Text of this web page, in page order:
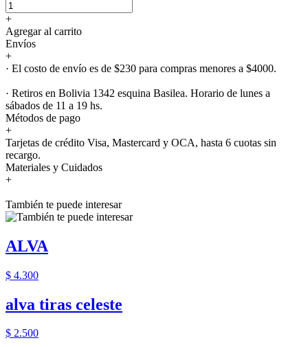
+
Agregar al carrito
Envíos
+
· El costo de envío es de $230 para compras menores a $4000.
· Retiros en Bolivia 1342 esquina Basilea. Horario de lunes a
sábados de 11 a 19 hs.
Métodos de pago
+
Tarjetas de crédito Visa, Mastercard y OCA, hasta 6 cuotas sin
recargo.
Materiales y Cuidados
+
También te puede interesar
ALVA
$ 4.300
alva tiras celeste
$ 2.500